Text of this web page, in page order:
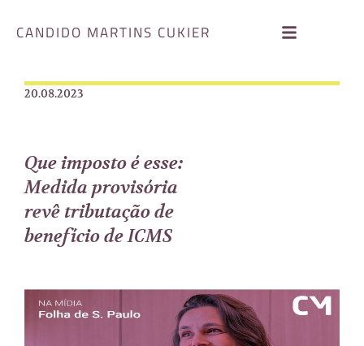
CANDIDO MARTINS CUKIER
20.08.2023
Que imposto é esse:
Medida provisória
revê tributação de
benefício de ICMS